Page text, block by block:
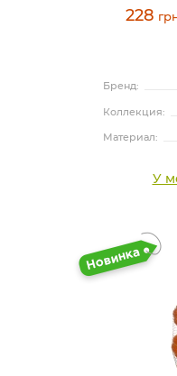
228
Бренд:
Коллекция:
Материал:
У